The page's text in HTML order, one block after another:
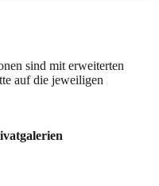
sind mit erweiterten
auf die jeweiligen